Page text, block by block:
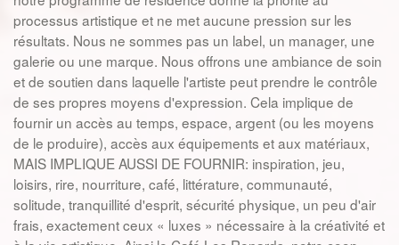
processus artistique et ne met aucune pression sur les
résultats. Nous ne sommes pas un label, un manager, une
galerie ou une marque. Nous offrons une ambiance de soin
et de soutien dans laquelle l'artiste peut prendre le contrôle
de ses propres moyens d'expression. Cela implique de
fournir un accès au temps, espace, argent (ou les moyens
de le produire), accès aux équipements et aux matériaux,
MAIS IMPLIQUE AUSSI DE FOURNIR: inspiration, jeu,
loisirs, rire, nourriture, café, littérature, communauté,
solitude, tranquillité d'esprit, sécurité physique, un peu d'air
frais, exactement ceux « luxes » nécessaire à la créativité et